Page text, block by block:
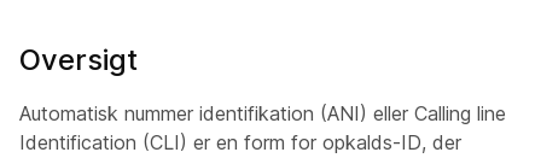
Oversigt
Automatisk nummer identifikation (ANI) eller Calling line
Identification (CLI) er en form for opkalds-ID, der